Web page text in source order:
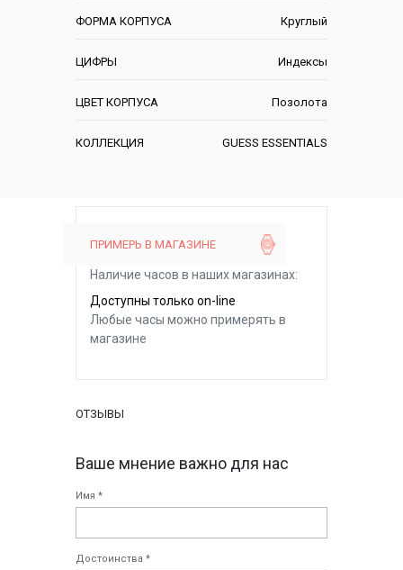
ФОРМА КОРПУСА Круглый
ЦИФРЫ Индексы
ЦВЕТ КОРПУСА Позолота
КОЛЛЕКЦИЯ GUESS ESSENTIALS
ПРИМЕРЬ В МАГАЗИНЕ
Наличие часов в наших магазинах:
Доступны только on-line
Любые часы можно примерять в
магазине
ОТЗЫВЫ
Ваше мнение важно для нас
Имя *
Достоинства *